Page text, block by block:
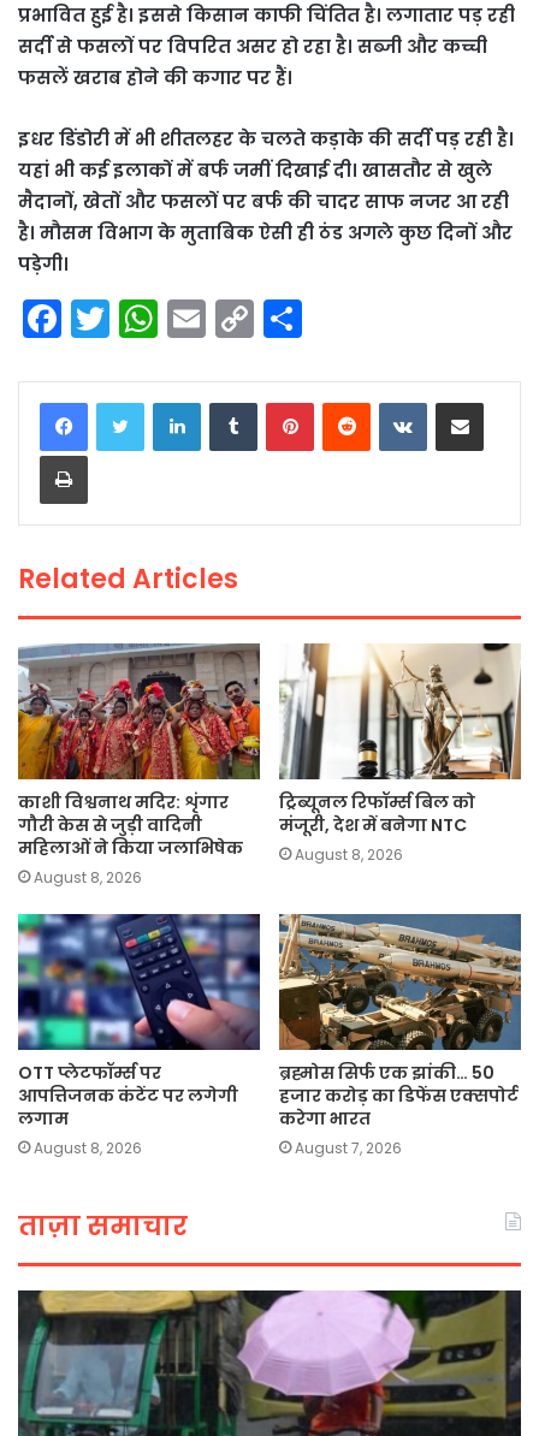
प्रभावित हुई है। इससे किसान काफी चिंतित है। लगातार पड़ रही
सर्दी से फसलों पर विपरित असर हो रहा है। सब्जी और कच्ची
फसलें खराब होने की कगार पर हैं।
इधर डिंडोरी में भी शीतलहर के चलते कड़ाके की सर्दी पड़ रही है।
यहां भी कई इलाकों में बर्फ जमीं दिखाई दी। खासतौर से खुले
मैदानों, खेतों और फसलों पर बर्फ की चादर साफ नजर आ रही
है। मौसम विभाग के मुताबिक ऐसी ही ठंड अगले कुछ दिनों और
पड़ेगी।
F
a
c
e
b
o
k
T
w
itt
er
W
h
a
ts
p
E
m
ai
C
o
p
n
ar
LinkedInTumblrPinterestReddit VKontakteShare via Email
Print
Related Articles
काशी विश्वनाथ मदिर: शृंगार
गौरी केस से जुड़ी वादिनी
महिलाओं ने किया जलाभिषेक
August 8, 2026
ट्रिब्यूनल रिफॉर्म्स बिल को
मंजूरी, देश में बनेगा NTC
August 8, 2026
OTT प्लेटफॉर्म्स पर
आपत्तिजनक कंटेंट पर लगेगी
लगाम
August 8, 2026
ब्रह्मोस सिर्फ एक झांकी… 50
हजार करोड़ का डिफेंस एक्सपोर्ट
करेगा भारत
August 7, 2026
ताज़ा समाचार